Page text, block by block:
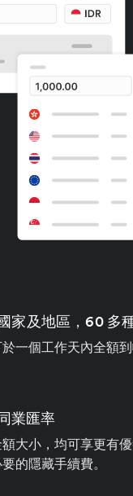
家及地區，60 多
一個工作天內全額
業匯率
大小，均可享更有優
的隱藏手續費。